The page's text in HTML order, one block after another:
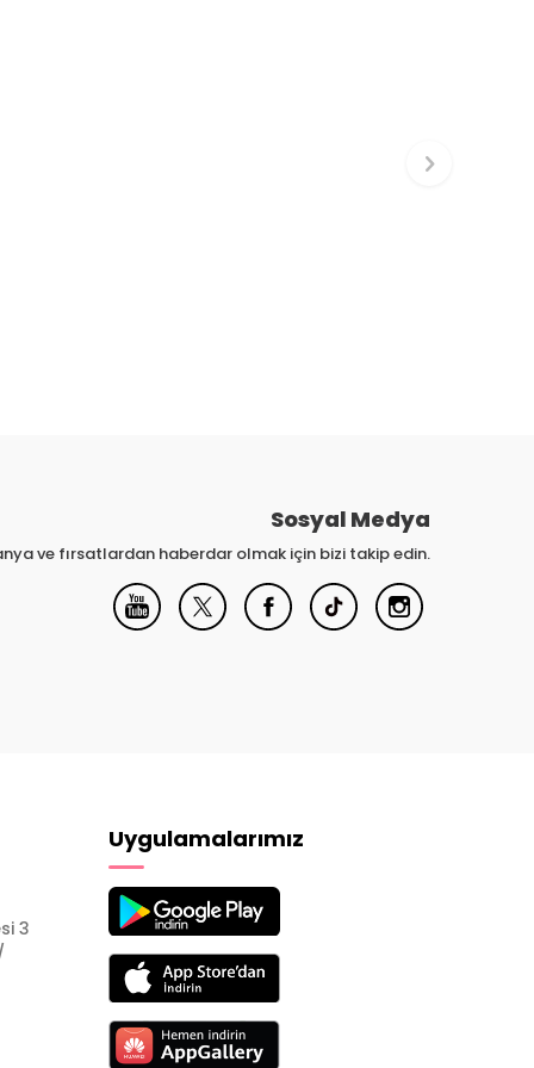
Sosyal Medya
ve fırsatlardan haberdar olmak için bizi takip edin.
3
Uygulamalarımız